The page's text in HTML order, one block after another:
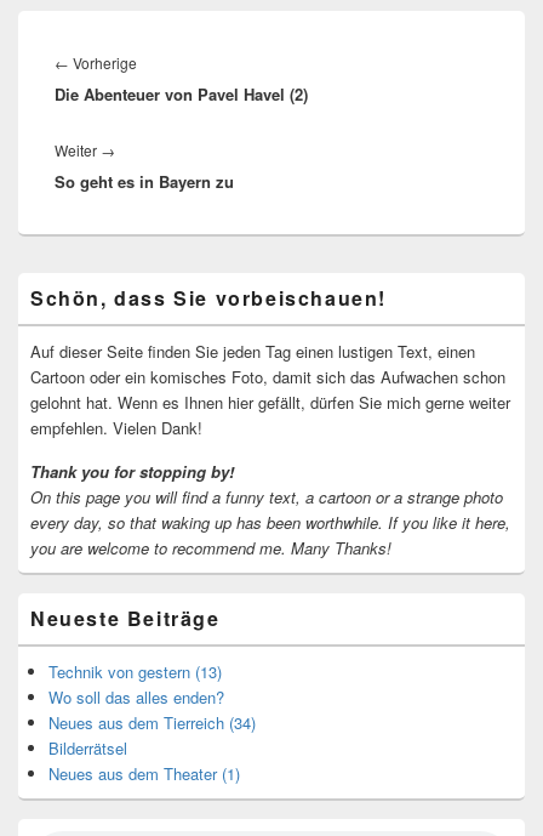
← Vorherige
Beitrag:
Die Abenteuer von Pavel Havel (2)
Weiter →
Beitrag:
So geht es in Bayern zu
Seitenleisten-
Widgetbereich
Schön, dass Sie vorbeischauen!
Auf dieser Seite finden Sie jeden Tag einen lustigen Text, einen
Cartoon oder ein komisches Foto, damit sich das Aufwachen schon
gelohnt hat. Wenn es Ihnen hier gefällt, dürfen Sie mich gerne weiter
empfehlen. Vielen Dank!
Thank you for stopping by!
On this page you will find a funny text, a cartoon or a strange photo
every day, so that waking up has been worthwhile. If you like it here,
you are welcome to recommend me. Many Thanks!
Neueste Beiträge
Technik von gestern (13)
Wo soll das alles enden?
Neues aus dem Tierreich (34)
Bilderrätsel
Neues aus dem Theater (1)